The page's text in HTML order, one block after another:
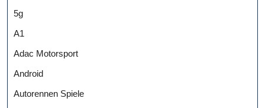
5g
A1
Adac Motorsport
Android
Autorennen Spiele